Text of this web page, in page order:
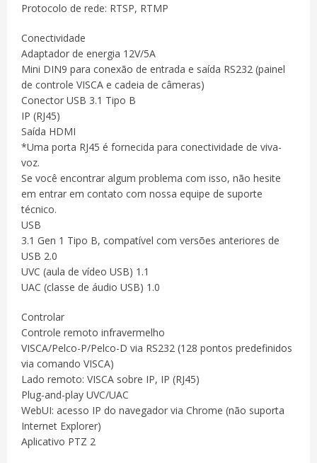
Protocolo de rede: RTSP, RTMP
Conectividade
Adaptador de energia 12V/5A
Mini DIN9 para conexão de entrada e saída RS232 (painel
de controle VISCA e cadeia de câmeras)
Conector USB 3.1 Tipo B
IP (RJ45)
Saída HDMI
*Uma porta RJ45 é fornecida para conectividade de viva-
voz.
Se você encontrar algum problema com isso, não hesite
em entrar em contato com nossa equipe de suporte
técnico.
USB
3.1 Gen 1 Tipo B, compatível com versões anteriores de
USB 2.0
UVC (aula de vídeo USB) 1.1
UAC (classe de áudio USB) 1.0
Controlar
Controle remoto infravermelho
VISCA/Pelco-P/Pelco-D via RS232 (128 pontos predefinidos
via comando VISCA)
Lado remoto: VISCA sobre IP, IP (RJ45)
Plug-and-play UVC/UAC
WebUI: acesso IP do navegador via Chrome (não suporta
Internet Explorer)
Aplicativo PTZ 2